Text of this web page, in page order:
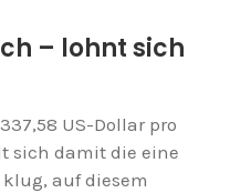
– lohnt sich
US-Dollar pro
sich damit die eine
auf diesem